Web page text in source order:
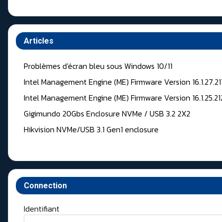
Articles
Problèmes d'écran bleu sous Windows 10/11
Intel Management Engine (ME) Firmware Version
Intel Management Engine (ME) Firmware Version
Gigimundo 20Gbs Enclosure NVMe / USB 3.2 2X2
Hikvision NVMe/USB 3.1 Gen1 enclosure
Connection
Identifiant